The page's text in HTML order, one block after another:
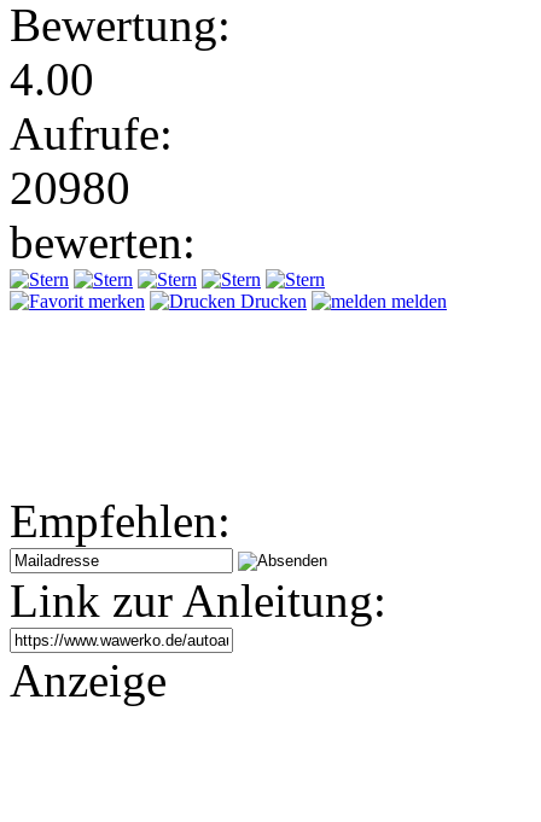
Bewertung:
4.00
Aufrufe:
20980
bewerten:
merken Drucken melden
Empfehlen:
Link zur Anleitung:
Anzeige